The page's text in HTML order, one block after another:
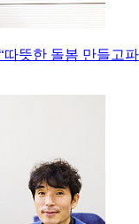
뜻한 돌봄 만들고